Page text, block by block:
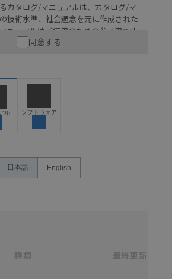
カタログ/マニュアルは、カタログ/マ
技術水準、社会通念を元に作成された
ニュアルはご使用のための参考用です
っての安全性については十分にご配慮
れる場合には、システム全体として
されていること、および本製品が全
ですので、ご採用に際しては機器・装
性をご確認のうえご使用ください。・
めて当サイトの掲載内容をご確認のう
同意する
ル ソフトウェア
日本語 English
種類 最終更新